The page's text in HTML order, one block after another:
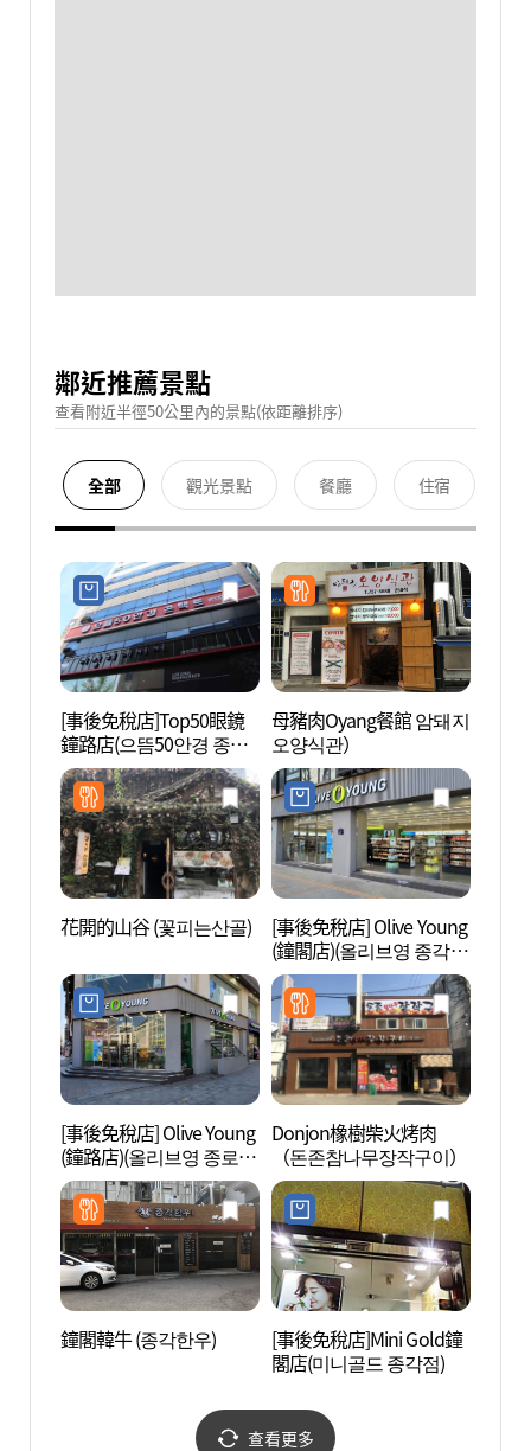
鄰近推薦景點
查看附近半徑50公里內的景點(依距離排序)
全部 觀光景點 餐廳 住宿
[事後免稅店]Top50眼鏡
鐘路店(으뜸50안경 종로
점)
母豬肉Oyang餐館 암돼지
오양식관）
花開的山谷 (꽃피는산골)
[事後免稅店] Olive Young
(鐘閣店)(올리브영 종각
점)
[事後免稅店] Olive Young
(鐘路店)(올리브영 종로
점)
Donjon橡樹柴火烤肉
（돈존참나무장작구이）
鐘閣韓牛 (종각한우)
[事後免稅店]Mini Gold鐘
閣店(미니골드 종각점)
查看更多